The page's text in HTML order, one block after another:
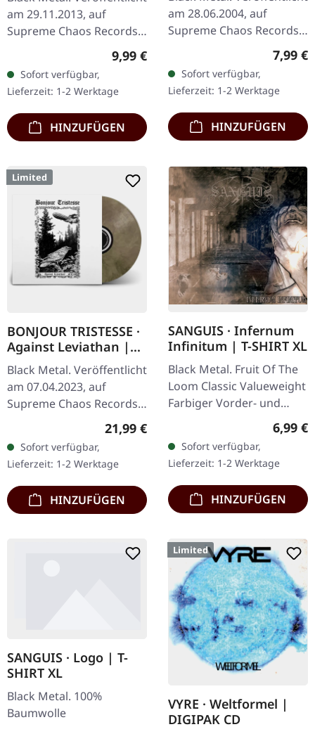
am 29.11.2013, auf
Supreme Chaos Records.
CD im Jewelcase mit 8-
seitigem Booklet. Was
passiert, wenn drei
kosmische…
Regulärer Preis:
9,99 €
Sofort verfügbar,
Lieferzeit: 1-2 Werktage
HINZUFÜGEN
am 28.06.2004, auf
Supreme Chaos Records.
CD im Jewelcase mit
entfesselt mit „Vor dem
Sturm" eine…
7,99 €
Sofort verfügbar,
Lieferzeit: 1-2 Werktage
HINZUFÜGEN
Limited
BONJOUR TRISTESSE ·
Against Leviathan |
ECO RECYCLED VINYL
LP
Black Metal. Veröffentlicht
am 07.04.2023, auf
Supreme Chaos Records.
Recycletes Eco-Vinyl mit
Insert, Download-Code,
limitiert auf 200…
Regulärer Preis:
21,99 €
Sofort verfügbar,
Lieferzeit: 1-2 Werktage
HINZUFÜGEN
SANGUIS · Infernum
Infinitum | T-SHIRT XL
Black Metal. Fruit Of The
Loom Classic Valueweight
Farbiger Vorder- und
6,99 €
Sofort verfügbar,
Lieferzeit: 1-2 Werktage
HINZUFÜGEN
SANGUIS · Logo | T-
SHIRT XL
Black Metal. 100%
Baumwolle
Limited
VYRE · Weltformel |
DIGIPAK CD